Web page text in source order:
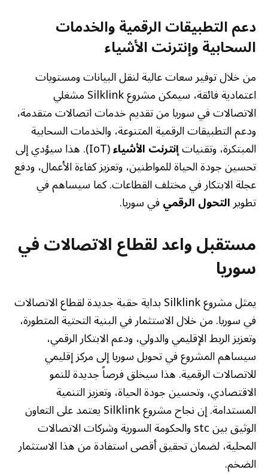
دعم التطبيقات الرقمية والخدمات
السحابية وإنترنت الأشياء
من خلال توفير سعات عالية لنقل البيانات ومستويات
اعتمادية فائقة، سيمكن مشروع Silklink مشغلي
الاتصالات في سوريا من تقديم خدمات اتصالات متقدمة،
ودعم التطبيقات الرقمية المتنوعة، والخدمات السحابية
المبتكرة، وتقنياتإنترنت الأشياء (IoT). هذا سيؤدي إلى
تحسين جودة الحياة للمواطنين، وتعزيز كفاءة الأعمال، ودفع
عجلة الابتكار في مختلف القطاعات. كما سيساهم في
تطويرالتحول الرقميفي سوريا.
مستقبل واعد لقطاع الاتصالات في
سوريا
يمثل مشروع Silklink بداية حقبة جديدة لقطاع الاتصالات
في سوريا. من خلال الاستثمار في البنية التحتية المتطورة،
وتعزيز الربط الإقليمي والدولي، ودعم الابتكار الرقمي،
سيساهم المشروع في تحويل سوريا إلى مركز إقليمي
للاتصالات الرقمية. هذا سيخلق فرصاً جديدة للنمو
الاقتصادي، وتحسين جودة الحياة، وتعزيز التنمية
المستدامة. إن نجاح مشروع Silklink يعتمد على التعاون
الوثيق بين stc والحكومة السورية وشركات الاتصالات
المحلية، لضمان تحقيق أقصى استفادة من هذا الاستثمار
الضخم.